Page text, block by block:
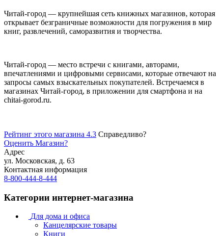
Читай-город — крупнейшая сеть книжных магазинов, которая
открывает безграничные возможности для погружения в мир
книг, развлечений, саморазвития и творчества.
Читай-город — место встречи с книгами, авторами,
впечатлениями и цифровыми сервисами, которые отвечают на
запросы самых взыскательных покупателей. Встречаемся в
магазинах Читай-город, в приложении для смартфона и на
chitai-gorod.ru.
Рейтинг этого магазина 4.3 Справедливо?
Оценить Магазин?
Адрес
ул. Московская, д. 63
Контактная информация
8-800-444-8-444
Категории интернет-магазина
Для дома и офиса
Канцелярские товары
Книги